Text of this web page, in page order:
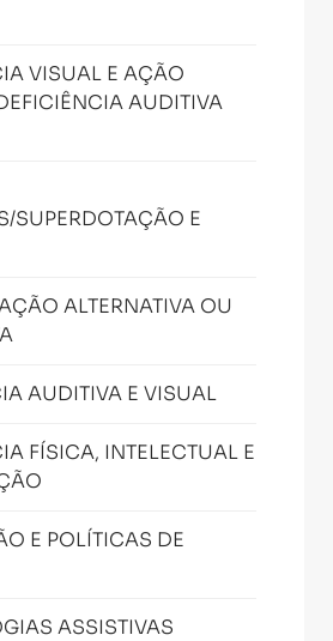
VISUAL E AÇÃO
AUDITIVA
SUPERDOTAÇÃO E
ALTERNATIVA OU
AUDITIVA E VISUAL
FÍSICA, INTELECTUAL E
E POLÍTICAS DE
ASSISTIVAS